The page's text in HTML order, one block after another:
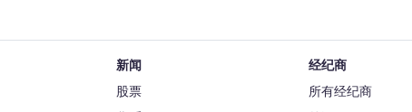
新闻
股票
经纪商
所有经纪商